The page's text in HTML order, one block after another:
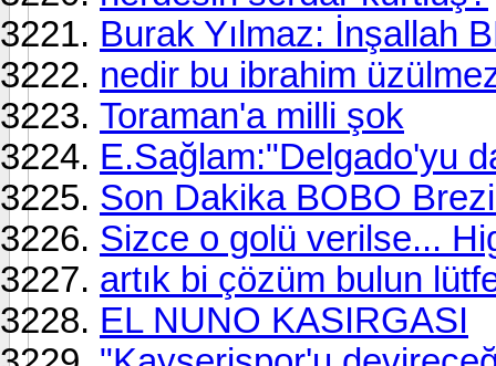
Burak Yılmaz: İnşallah
nedir bu ibrahim
Toraman'a milli şok
E.Sağlam:"Delgado'yu
Son Dakika BOBO
Sizce o golü verilse...
artık bi çözüm bulun
EL NUNO KASIRGASI